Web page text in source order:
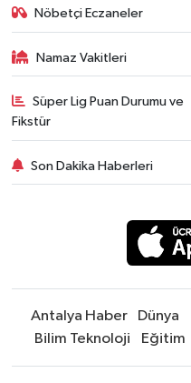
Nöbetçi Eczaneler
Namaz Vakitleri
Süper Lig Puan Durumu ve
Fikstür
Son Dakika Haberleri
Antalya Haber Dünya
Bilim Teknoloji
Eğitim